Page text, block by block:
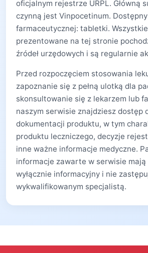
oficjalnym rejestrze URPL. Główną
czynną jest Vinpocetinum.
farmaceutycznej: tabletki.
prezentowane na tej stronie
źródeł urzędowych i są regularnie
Przed rozpoczęciem stosowania
zapoznanie się z pełną ulotką dla
skonsultowanie się z lekarzem lub
naszym serwisie znajdziesz dostęp
dokumentacji produktu, w tym
produktu leczniczego, decyzje
inne ważne informacje medyczne.
informacje zawarte w serwisie
wyłącznie informacyjny i nie
wykwalifikowanym specjalistą.